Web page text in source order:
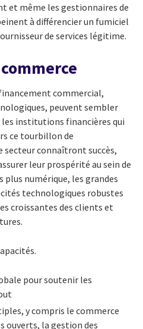
et même les gestionnaires de
à différencier un fumiciel
de services légitime.
commercial,
peuvent sembler
institutions financières qui
ce tourbillon de
secteur connaîtront succès,
leur prospérité au sein de
numérique, les grandes
technologiques robustes
croissantes des clients et
pour soutenir les
y compris le commerce
ouverts, la gestion des